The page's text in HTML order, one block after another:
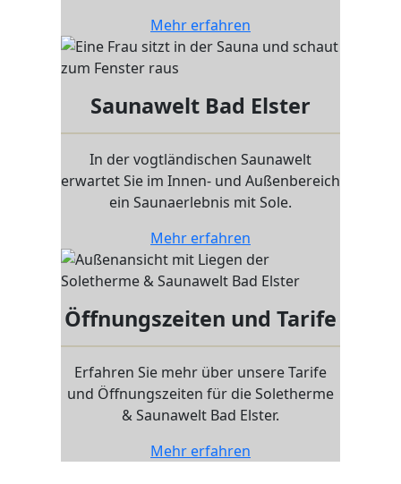
Mehr erfahren
Saunawelt Bad Elster
In der vogtländischen Saunawelt
erwartet Sie im Innen- und Außenbereich
ein Saunaerlebnis mit Sole.
Mehr erfahren
Öffnungszeiten und Tarife
Erfahren Sie mehr über unsere Tarife
und Öffnungszeiten für die Soletherme
& Saunawelt Bad Elster.
Mehr erfahren